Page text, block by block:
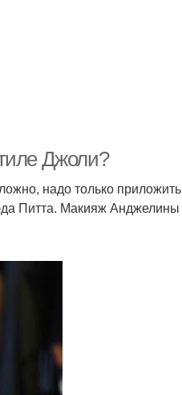
Джоли?
надо только приложить
Питта. Макияж Анджелины